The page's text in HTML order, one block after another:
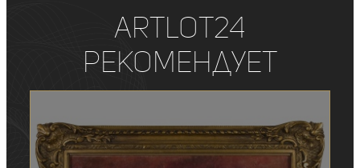
ArtLot24
рекомендует